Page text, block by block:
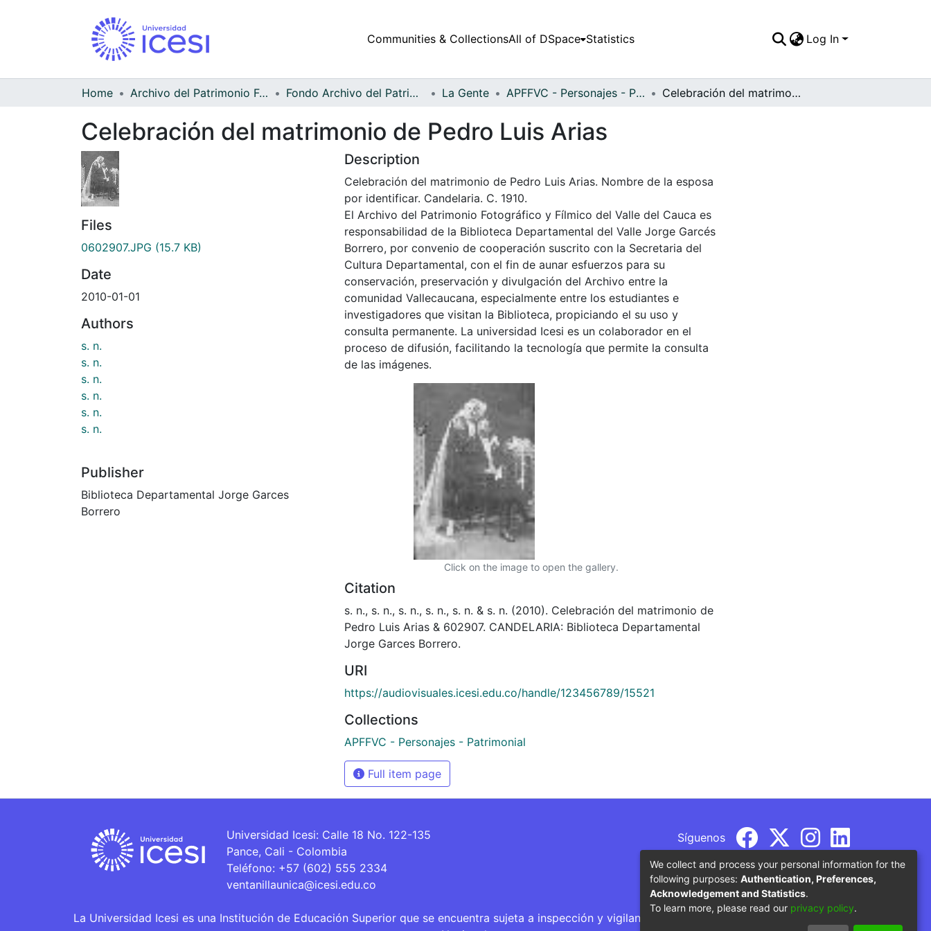
Communities & CollectionsAll of DSpace Statistics Log In
Home Archivo del Patrimonio Fotográfico y Fílmico del Valle del Cauca Fondo Archivo del Patrimonio Fotográfico y Fílmico del Valle del Cauca La Gente APFFVC - Personajes - Patrimonial Celebración del matrimonio de Pedro Luis Arias
Celebración del matrimonio de Pedro Luis Arias
Files
0602907.JPG (15.7 KB)
Date
2010-01-01
Authors
s. n.
s. n.
s. n.
s. n.
s. n.
s. n.
Publisher
Biblioteca Departamental Jorge Garces
Borrero
Description
Celebración del matrimonio de Pedro Luis Arias. Nombre de la esposa
por identificar. Candelaria. C. 1910.
El Archivo del Patrimonio Fotográfico y Fílmico del Valle del Cauca es
responsabilidad de la Biblioteca Departamental del Valle Jorge Garcés
Borrero, por convenio de cooperación suscrito con la Secretaria del
Cultura Departamental, con el fin de aunar esfuerzos para su
conservación, preservación y divulgación del Archivo entre la
comunidad Vallecaucana, especialmente entre los estudiantes e
investigadores que visitan la Biblioteca, propiciando el su uso y
consulta permanente. La universidad Icesi es un colaborador en el
proceso de difusión, facilitando la tecnología que permite la consulta
de las imágenes.
Click on the image to open the gallery.
Citation
s. n., s. n., s. n., s. n., s. n. & s. n. (2010). Celebración del matrimonio de
Pedro Luis Arias & 602907. CANDELARIA: Biblioteca Departamental
Jorge Garces Borrero.
URI
https://audiovisuales.icesi.edu.co/handle/123456789/15521
Collections
APFFVC - Personajes - Patrimonial
Full item page
Universidad Icesi: Calle 18 No. 122-135
Pance, Cali - Colombia
Teléfono: +57 (602) 555 2334
ventanillaunica@icesi.edu.co
Síguenos
La Universidad Icesi es una Institución de Educación Superior que se encuentra sujeta a inspección y vigilancia por parte del Ministerio de Educación
We collect and process your personal information for the
following purposes: Authentication, Preferences,
Acknowledgement and Statistics.
To learn more, please read our privacy policy.